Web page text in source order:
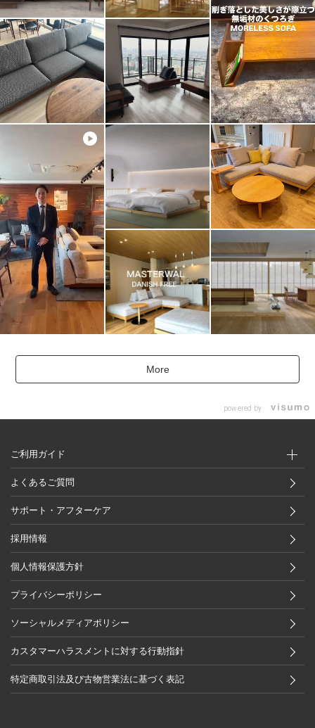
More
powered by
ご利用ガイド
よくあるご質問
サポート・アフターケア
採用情報
個人情報保護方針
プライバシーポリシー
ソーシャルメディアポリシー
カスタマーハラスメントに対する行動指針
特定商取引法及び古物営業法に基づく表記